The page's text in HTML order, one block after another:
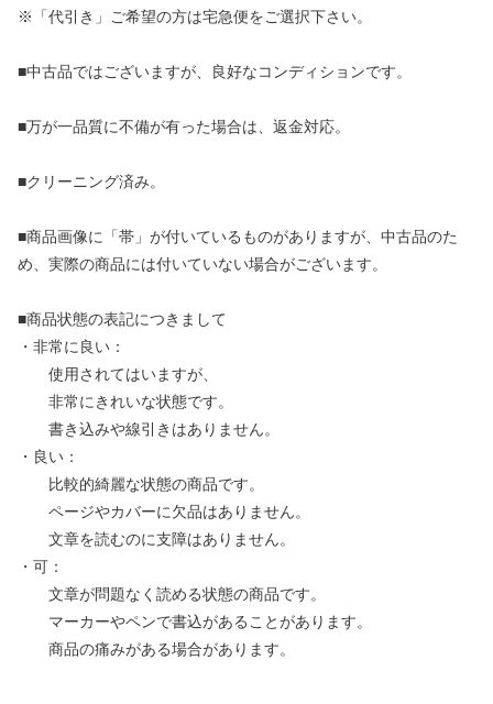
※「代引き」ご希望の方は宅急便をご選択下さい。
■中古品ではございますが、良好なコンディションです。
■万が一品質に不備が有った場合は、返金対応。
■クリーニング済み。
■商品画像に「帯」が付いているものがありますが、中古品のた
め、実際の商品には付いていない場合がございます。
■商品状態の表記につきまして
・非常に良い：
使用されてはいますが、
非常にきれいな状態です。
書き込みや線引きはありません。
・良い：
比較的綺麗な状態の商品です。
ページやカバーに欠品はありません。
文章を読むのに支障はありません。
・可：
文章が問題なく読める状態の商品です。
マーカーやペンで書込があることがあります。
商品の痛みがある場合があります。